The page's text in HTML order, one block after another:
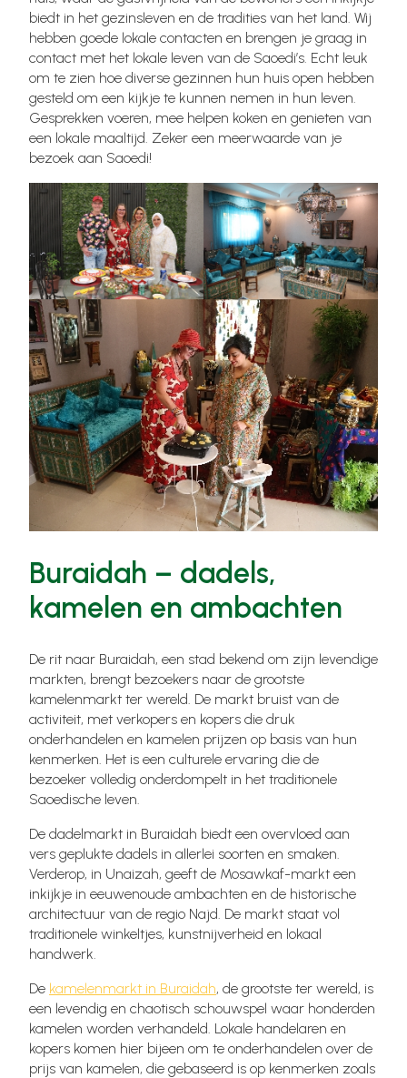
biedt in het gezinsleven en de tradities van het land. Wij
hebben goede lokale contacten en brengen je graag in
contact met het lokale leven van de Saoedi’s. Echt leuk
om te zien hoe diverse gezinnen hun huis open hebben
gesteld om een kijkje te kunnen nemen in hun leven.
Gesprekken voeren, mee helpen koken en genieten van
een lokale maaltijd. Zeker een meerwaarde van je
bezoek aan Saoedi!
Buraidah – dadels,
kamelen en ambachten
De rit naar Buraidah, een stad bekend om zijn levendige
markten, brengt bezoekers naar de grootste
kamelenmarkt ter wereld. De markt bruist van de
activiteit, met verkopers en kopers die druk
onderhandelen en kamelen prijzen op basis van hun
kenmerken. Het is een culturele ervaring die de
bezoeker volledig onderdompelt in het traditionele
Saoedische leven.
De dadelmarkt in Buraidah biedt een overvloed aan
vers geplukte dadels in allerlei soorten en smaken.
Verderop, in Unaizah, geeft de Mosawkaf-markt een
inkijkje in eeuwenoude ambachten en de historische
architectuur van de regio Najd. De markt staat vol
traditionele winkeltjes, kunstnijverheid en lokaal
handwerk.
De kamelenmarkt in Buraidah, de grootste ter wereld, is
een levendig en chaotisch schouwspel waar honderden
kamelen worden verhandeld. Lokale handelaren en
kopers komen hier bijeen om te onderhandelen over de
prijs van kamelen, die gebaseerd is op kenmerken zoals